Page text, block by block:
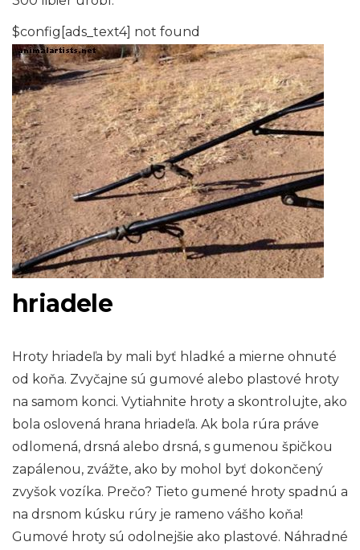
$config[ads_text4] not found
hriadele
Hroty hriadeľa by mali byť hladké a mierne ohnuté
od koňa. Zvyčajne sú gumové alebo plastové hroty
na samom konci. Vytiahnite hroty a skontrolujte, ako
bola oslovená hrana hriadeľa. Ak bola rúra práve
odlomená, drsná alebo drsná, s gumenou špičkou
zapálenou, zvážte, ako by mohol byť dokončený
zvyšok vozíka. Prečo? Tieto gumené hroty spadnú a
na drsnom kúsku rúry je rameno vášho koňa!
Gumové hroty sú odolnejšie ako plastové. Náhradné